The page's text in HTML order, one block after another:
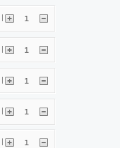
1
| 1
| 1
| 1
1